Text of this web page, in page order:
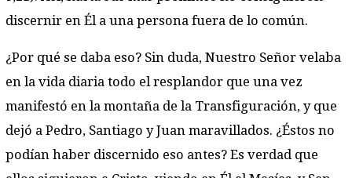
discernir en Él a una persona fuera de lo común.
¿Por qué se daba eso? Sin duda, Nuestro Señor velaba
en la vida diaria todo el resplandor que una vez
manifestó en la montaña de la Transfiguración, y que
dejó a Pedro, Santiago y Juan maravillados. ¿Éstos no
podían haber discernido eso antes? Es verdad que